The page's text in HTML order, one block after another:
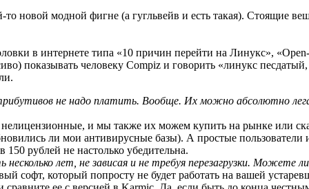
новой модной фигне (а гугльвейв и есть такая). Стоящие
в интернете типа «10 причин перейти на Линукс»,
показывать человеку Compiz и говорить «линукс
не надо платить. Вообще. Их можно абсолютно
и мы также их можем купить на рынке или
ли мои антивирусные базы). А простые пользователи
рублей не настолько убедительна.
лет, не зависая и не требуя перезагрузки. Можете
софт, который попросту не будет работать на вашей